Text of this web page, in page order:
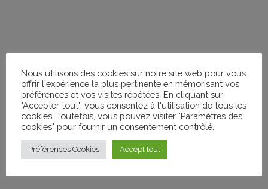
Nous utilisons des cookies sur notre site web pour vous
offrir l'expérience la plus pertinente en mémorisant vos
préférences et vos visites répétées. En cliquant sur
"Accepter tout", vous consentez à l'utilisation de tous les
cookies. Toutefois, vous pouvez visiter "Paramètres des
cookies" pour fournir un consentement contrôlé.
Préférences Cookies Accept tout